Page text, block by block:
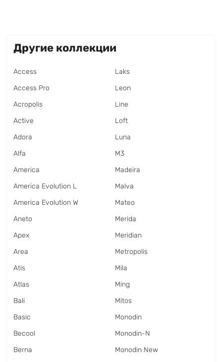
Другие коллекции
Access
Access Pro
Acropolis
Active
Adora
Alfa
America
America Evolution L
America Evolution W
Aneto
Apex
Area
Atis
Atlas
Bali
Basic
Becool
Berna
Laks
Leon
Line
Loft
Luna
M3
Madeira
Malva
Mateo
Merida
Meridian
Metropolis
Mila
Ming
Mitos
Monodin
Monodin-N
Monodin New